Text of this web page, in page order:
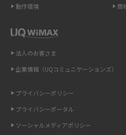
ポケット型Wi-Fi（モバイルWi-Fi）とは？お
即日受け取りできるポケット型Wi-Fiはある
ONU（光回線終端装置）とは？モデム・ル
ギガバイト（GB）とは？1GBの目安やギガ
Wi-Fi 6とは？Wi-Fi 5との違いやメリットと
動作環境
商
法人のお客さま
企業情報（UQコミュニケーションズ）
プライバシーポリシー
プライバシーポータル
ソーシャルメディアポリシー